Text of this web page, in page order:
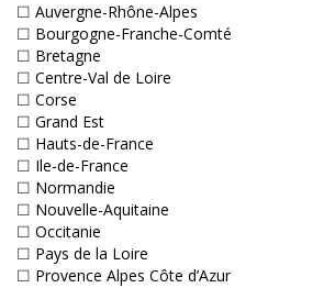
☐ Auvergne-Rhône-Alpes
☐ Bourgogne-Franche-Comté
☐ Bretagne
☐ Centre-Val de Loire
☐ Corse
☐ Grand Est
☐ Hauts-de-France
☐ Ile-de-France
☐ Normandie
☐ Nouvelle-Aquitaine
☐ Occitanie
☐ Pays de la Loire
☐ Provence Alpes Côte d’Azur